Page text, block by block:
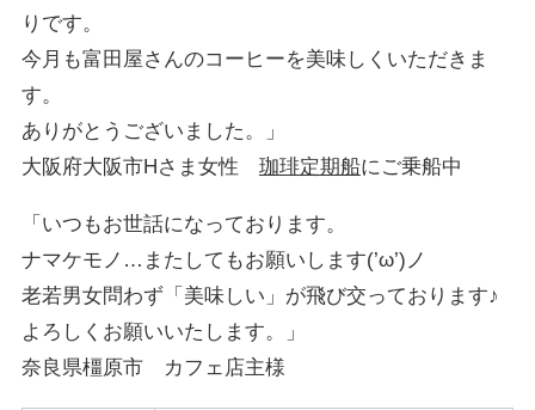
りです。
今月も富田屋さんのコーヒーを美味しくいただきま
す。
ありがとうございました。」
大阪府大阪市Hさま女性 珈琲定期船にご乗船中
「いつもお世話になっております。
ナマケモノ…またしてもお願いします(’ω’)ノ
老若男女問わず「美味しい」が飛び交っております♪
よろしくお願いいたします。」
奈良県橿原市 カフェ店主様